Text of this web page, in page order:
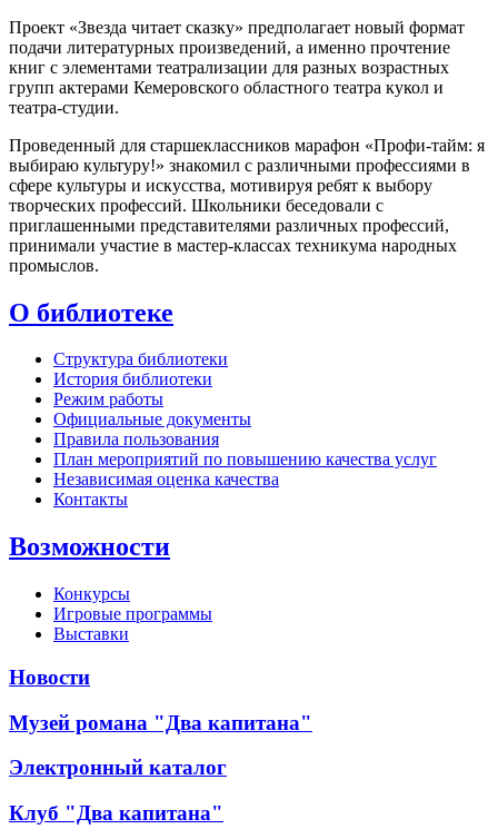
Проект «Звезда читает сказку» предполагает новый формат
подачи литературных произведений, а именно прочтение
книг с элементами театрализации для разных возрастных
групп актерами Кемеровского областного театра кукол и
театра-студии.
Проведенный для старшеклассников марафон «Профи-тайм: я
выбираю культуру!» знакомил с различными профессиями в
сфере культуры и искусства, мотивируя ребят к выбору
творческих профессий. Школьники беседовали с
приглашенными представителями различных профессий,
принимали участие в мастер-классах техникума народных
промыслов.
О библиотеке
Структура библиотеки
История библиотеки
Режим работы
Официальные документы
Правила пользования
План мероприятий по повышению качества услуг
Независимая оценка качества
Контакты
Возможности
Конкурсы
Игровые программы
Выставки
Новости
Музей романа "Два капитана"
Электронный каталог
Клуб "Два капитана"